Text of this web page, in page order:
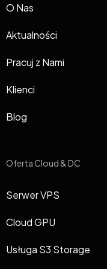
O Nas
Aktualności
Pracuj z Nami
Klienci
Blog
Oferta Cloud & DC
Serwer VPS
Cloud GPU
Usługa S3 Storage